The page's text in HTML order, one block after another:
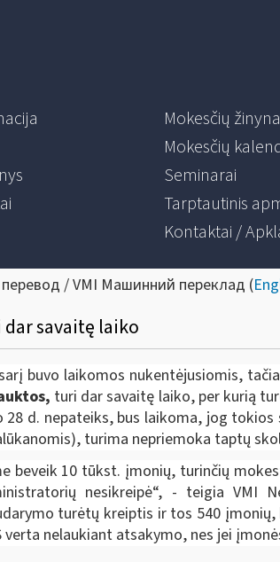
Mokesčių
Mokesčių
Seminarai
Tarptautinis
Kontaktai /
/ VMI Машинний переклад (
savaitę laiko
buvo laikomos nukentėjusiomis,
turi dar savaitę laiko, per kurią
28 d. nepateiks, bus laikoma, jog
turima nepriemoka taptų
beveik 10 tūkst. įmonių, turinčių
nesikreipė“, - teigia VMI
turėtų kreiptis ir tos 540
nelaukiant atsakymo, nes jei